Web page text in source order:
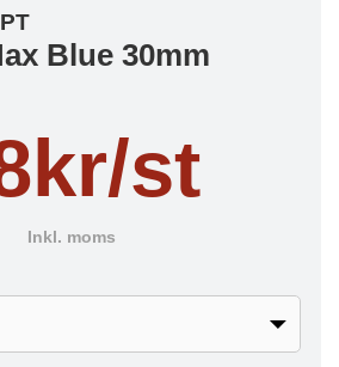
Blue 30mm
st
Inkl. moms